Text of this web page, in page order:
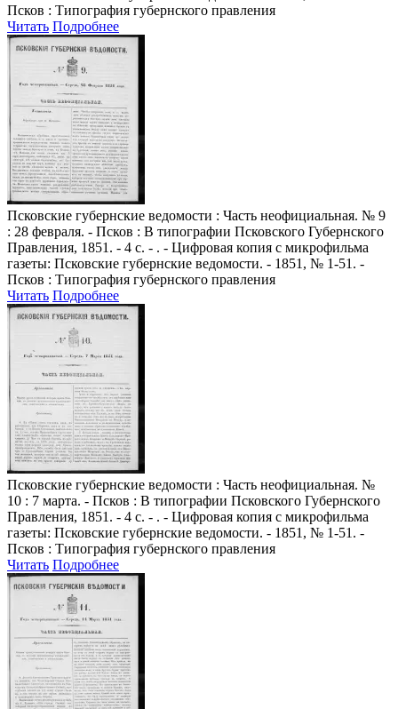
Псков : Типография губернского правления
Читать Подробнее
Псковские губернские ведомости : Часть неофициальная. № 9
: 28 февраля. - Псков : В типографии Псковского Губернского
Правления, 1851. - 4 с. - . - Цифровая копия с микрофильма
газеты: Псковские губернские ведомости. - 1851, № 1-51. -
Псков : Типография губернского правления
Читать Подробнее
Псковские губернские ведомости : Часть неофициальная. №
10 : 7 марта. - Псков : В типографии Псковского Губернского
Правления, 1851. - 4 с. - . - Цифровая копия с микрофильма
газеты: Псковские губернские ведомости. - 1851, № 1-51. -
Псков : Типография губернского правления
Читать Подробнее